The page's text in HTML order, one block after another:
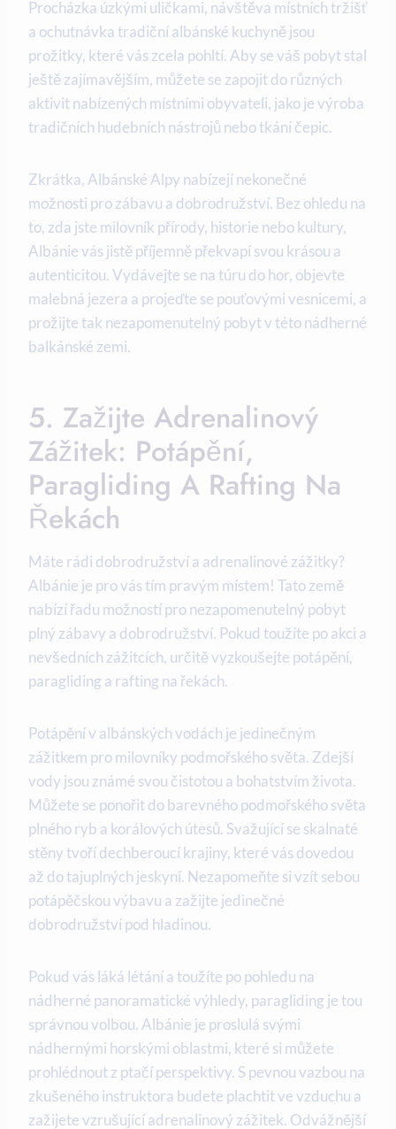
Procházka úzkými‍ uličkami, návštěva místních tržišť
a ochutnávka ‌tradiční albánské kuchyně jsou
prožitky, které⁢ vás zcela pohltí. Aby se váš pobyt stal
ještě zajímavějším, můžete⁢ se zapojit do různých
aktivit nabízených místními obyvateli, jako je výroba
tradičních hudebních ​nástrojů nebo tkání čepic.
Zkrátka, Albánské Alpy nabízejí nekonečné​
možnosti⁤ pro zábavu⁤ a ⁣dobrodružství. Bez ohledu ‍na
to, zda jste milovník přírody, historie nebo kultury,
Albánie vás jistě příjemně ‌překvapí svou krásou a
autenticitou. Vydávejte se na túru do hor, objevte
malebná jezera a projeďte se pouťovými vesnicemi, a
prožijte tak nezapomenutelný pobyt v této ⁤nádherné
balkánské zemi.
5. Zažijte Adrenalinový
Zážitek: Potápění,
Paragliding A Rafting Na
Řekách
Máte rádi dobrodružství a adrenalinové zážitky?
Albánie je pro vás tím pravým místem! Tato země
nabízí řadu ⁤možností pro⁣ nezapomenutelný pobyt
plný zábavy a dobrodružství. Pokud toužíte po akci a
nevšedních zážitcích, určitě vyzkoušejte‌ potápění,
paragliding a rafting na řekách.
Potápění ​v albánských vodách je jedinečným
zážitkem pro milovníky podmořského světa. Zdejší
‌vody jsou známé svou čistotou‌ a bohatstvím života.
Můžete se ponořit do barevného podmořského světa
plného ryb a⁣ korálových útesů. Svažující se skalnaté
stěny tvoří dechberoucí krajiny, které vás dovedou​
až do tajuplných jeskyní. Nezapomeňte si vzít sebou
potápěčskou výbavu a zažijte jedinečné
dobrodružství pod ‍hladinou.
Pokud vás láká létání a toužíte po pohledu na
nádherné panoramatické ​výhledy, paragliding⁢ je tou
správnou volbou. Albánie je proslulá ⁢svými
nádhernými horskými oblastmi, které si⁢ můžete‌
prohlédnout z ptačí perspektivy. S pevnou vazbou na
zkušeného instruktora budete plachtit ve vzduchu a
zažijete vzrušující‌ adrenalinový zážitek. Odvážnější